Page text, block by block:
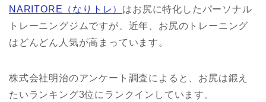
NARITORE（なりトレ） はお尻に特化したパーソナル
トレーニングジムですが、近年、お尻のトレーニング
はどんどん人気が高まっています。
株式会社明治のアンケート調査によると、お尻は鍛え
たいランキング3位にランクインしています。